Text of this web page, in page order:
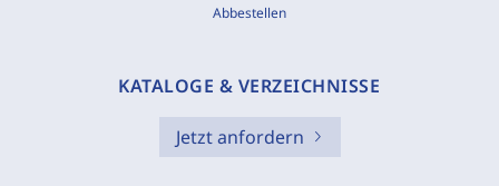
Abbestellen
KATALOGE & VERZEICHNISSE
Jetzt anfordern